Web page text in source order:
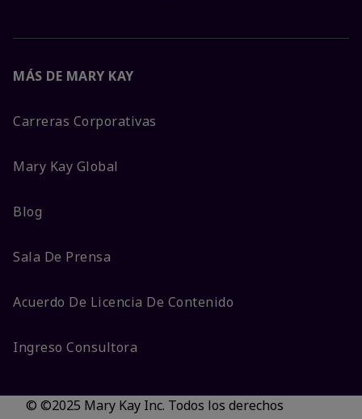
MÁS DE MARY KAY
Carreras Corporativas
Mary Kay Global
Blog
Sala De Prensa
Acuerdo De Licencia De Contenido
Ingreso Consultora
© ©2025 Mary Kay Inc. Todos los derechos